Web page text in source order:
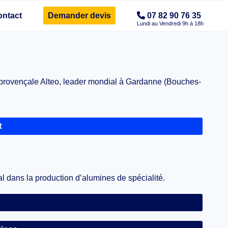
Demander devis 07 82 90 76 35
Alteo, leader mondial à Gardanne (Bouches-
dans la production d’alumines de spécialité.